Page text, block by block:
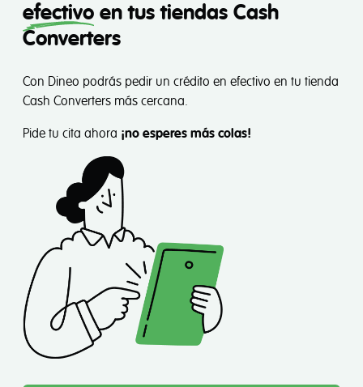
efectivo en tus tiendas Cash
Converters
Con Dineo podrás pedir un crédito en efectivo en tu tienda
Cash Converters más cercana.
Pide tu cita ahora ¡no esperes más colas!